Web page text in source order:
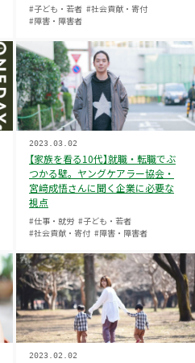
#子ども・若者 #社会貢献・寄付
#障害・障害者
【家族を看る10代】就職・転職でぶ
つかる壁。ヤングケアラー協会・
宮﨑成悟さんに聞く企業に必要な
視点
2023.03.02
#仕事・就労 #子ども・若者
#社会貢献・寄付 #障害・障害者
2023.02.02